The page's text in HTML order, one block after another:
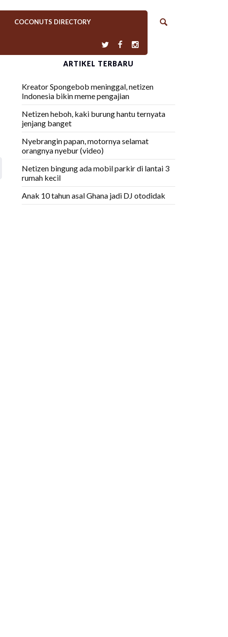
COCONUTS DIRECTORY
ARTIKEL TERBARU
Kreator Spongebob meninggal, netizen
Indonesia bikin meme pengajian
Netizen heboh, kaki burung hantu ternyata
jenjang banget
Nyebrangin papan, motornya selamat
orangnya nyebur (video)
Netizen bingung ada mobil parkir di lantai 3
rumah kecil
Anak 10 tahun asal Ghana jadi DJ otodidak